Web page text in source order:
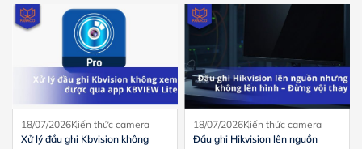
18/07/2026Kiến thức camera
Xử lý đầu ghi Kbvision không
18/07/2026Kiến thức camera
Đầu ghi Hikvision lên nguồn